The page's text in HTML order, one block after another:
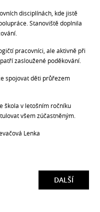
disciplínách, kde jistě
Stanoviště doplnila
pracovníci, ale aktivně při
zasloužené poděkování.
spojovat děti průřezem
škola v letošním ročníku
všem zúčastněným.
Lenka
DALŠÍ